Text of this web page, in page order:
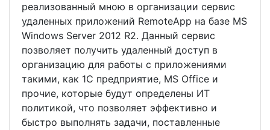
реализованный мною в организации сервис
удаленных приложений RemoteApp на базе MS
Windows Server 2012 R2. Данный сервис
позволяет получить удаленный доступ в
организацию для работы с приложениями
такими, как 1С предприятие, MS Office и
прочие, которые будут определены ИТ
политикой, что позволяет эффективно и
быстро выполнять задачи, поставленные